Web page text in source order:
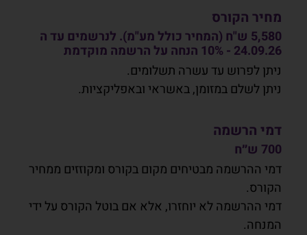
מחיר הקורס
5,580 ש"ח (המחיר כולל מע"מ). לנרשמים עד ה
24.09.26 - 10% הנחה על הרשמה מוקדמת
ניתן לפרוש עד עשרה תשלומים.
ניתן לשלם במזומן, באשראי ובאפליקציות.
דמי הרשמה
700 ש״ח
דמי ההרשמה מבטיחים מקום בקורס ומקוזזים ממחיר
הקורס.
דמי ההרשמה לא יוחזרו, אלא אם בוטל הקורס על ידי
המנחה.